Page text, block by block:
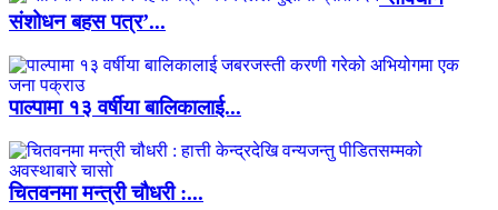
संशोधन बहस पत्र’...
पाल्पामा १३ वर्षीया बालिकालाई...
चितवनमा मन्त्री चौधरी :...